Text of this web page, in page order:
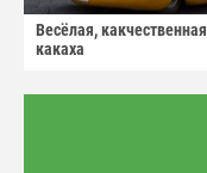
Весёлая, какчественная
какаха